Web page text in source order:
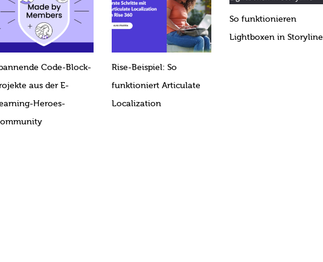
Code-Block-
aus der E-
Heroes-
Rise-Beispiel: So
funktioniert Articulate
Localization
So funktionieren
Lightboxen in Storyline